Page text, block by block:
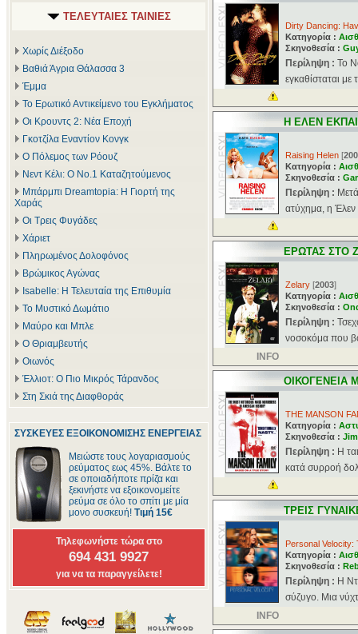
ΤΕΛΕΥΤΑΙΕΣ ΤΑΙΝΙΕΣ
Χωρίς Διέξοδο
Βαθιά Άγρια Θάλασσα 3
Έμμα
Το Ερωτικό Αντικείμενο του Εγκλήματος
Οι Κρουντς 2: Νέα Εποχή
Γκοτζίλα Εναντίον Κονγκ
Ο Πόλεμος των Ρόουζ
Νεντ Κέλι: Ο Νο.1 Καταζητούμενος
Μπάρμπι Dreamtopia: Η Γιορτή της
Χαράς
Οι Τρεις Φυγάδες
Χάριετ
Πληρωμένος Δολοφόνος
Βρώμικος Αγώνας
Isabelle: Η Τελευταία της Επιθυμία
Το Μυστικό Δωμάτιο
Μαύρο και Μπλε
Ο Θριαμβευτής
Οιωνός
Έλλιοτ: Ο Πιο Μικρός Τάρανδος
Στη Σκιά της Διαφθοράς
ΣΥΣΚΕΥΕΣ ΕΞΟΙΚΟΝΟΜΙΣΗΣ ΕΝΕΡΓΕΙΑΣ
Μειώστε τους λογαριασμούς
ρεύματος εως 45%. Βάλτε το
σε οποιαδήποτε πρίζα και
ξεκινήστε να εξοικονομείτε
ρεύμα σε όλο το σπίτι με μία
μονο συσκευή! Τιμή 15€
Τηλεφωνήστε τώρα στο
694 431 9927
για να τα παραγγείλετε!
Dirty Dancing:
Κατηγορία :
Σκηνοθεσία :
Περίληψη : Το
εγκαθίσταται
Η ΕΛΕΝ
Raising Helen [
Κατηγορία :
Σκηνοθεσία :
Περίληψη :
ατύχημα, η Έλεν
ΕΡΩΤΑΣ ΣΤΟ
Zelary [2003]
Κατηγορία :
Σκηνοθεσία :
Περίληψη :
νοσοκόμα που
INFO
ΟΙΚΟΓΕΝΕΙΑ
THE MANSON
Κατηγορία :
Σκηνοθεσία :
Περίληψη : Η
κατά συρροή
ΤΡΕΙΣ
Personal Velocity:
Κατηγορία :
Σκηνοθεσία :
Περίληψη : Η
σύζυγο. Μια
INFO